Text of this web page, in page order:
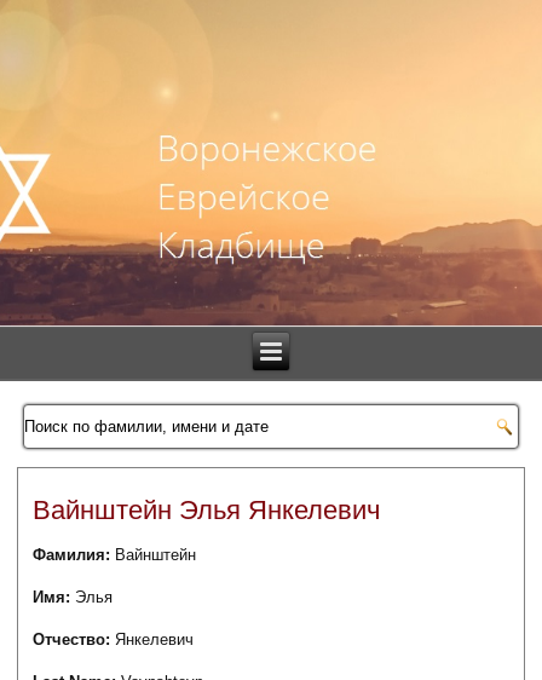
Вайнштейн Элья Янкелевич
Фамилия: Вайнштейн
Имя: Элья
Отчество:Янкелевич